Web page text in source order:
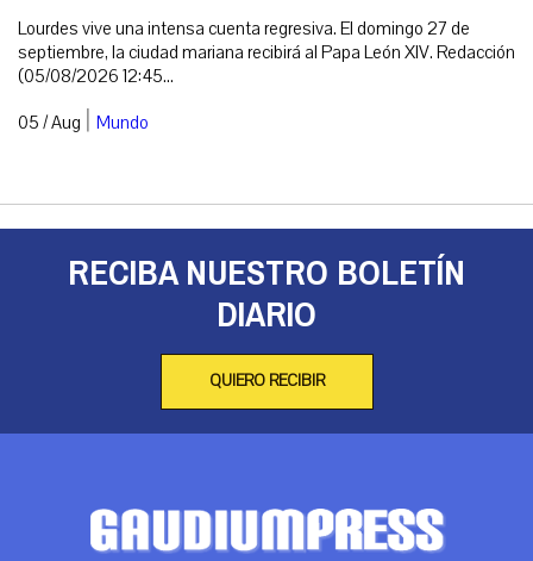
Lourdes vive una intensa cuenta regresiva. El domingo 27 de
septiembre, la ciudad mariana recibirá al Papa León XIV. Redacción
(05/08/2026 12:45...
05 / Aug | Mundo
RECIBA NUESTRO BOLETÍN
DIARIO
QUIERO RECIBIR